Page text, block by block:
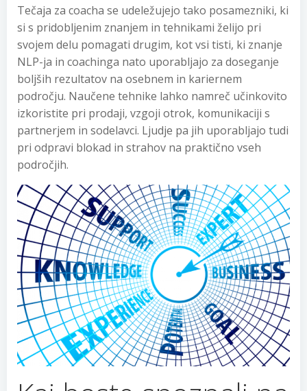
Tečaja za coacha se udeležujejo tako posamezniki, ki
si s pridobljenim znanjem in tehnikami želijo pri
svojem delu pomagati drugim, kot vsi tisti, ki znanje
NLP-ja in coachinga nato uporabljajo za doseganje
boljših rezultatov na osebnem in kariernem
področju. Naučene tehnike lahko namreč učinkovito
izkoristite pri prodaji, vzgoji otrok, komunikaciji s
partnerjem in sodelavci. Ljudje pa jih uporabljajo tudi
pri odpravi blokad in strahov na praktično vseh
področjih.